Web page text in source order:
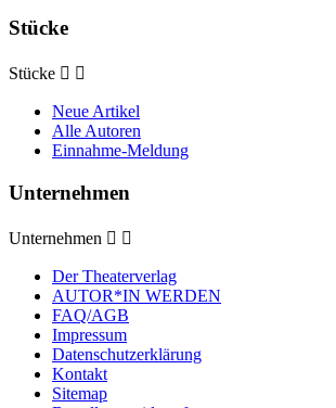
Stücke
Stücke  
Neue Artikel
Alle Autoren
Einnahme-Meldung
Unternehmen
Unternehmen  
Der Theaterverlag
AUTOR*IN WERDEN
FAQ/AGB
Impressum
Datenschutzerklärung
Kontakt
Sitemap